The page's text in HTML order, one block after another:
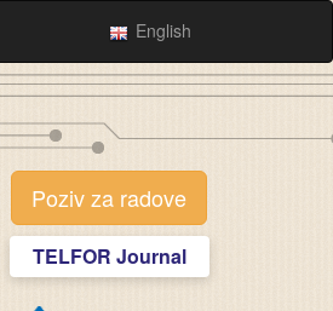
English
Poziv za radove
TELFOR Journal